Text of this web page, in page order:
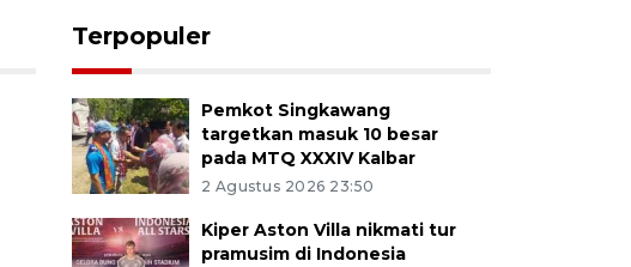
Terpopuler
Pemkot Singkawang
targetkan masuk 10 besar
pada MTQ XXXIV Kalbar
2 Agustus 2026 23:50
Kiper Aston Villa nikmati tur
pramusim di Indonesia